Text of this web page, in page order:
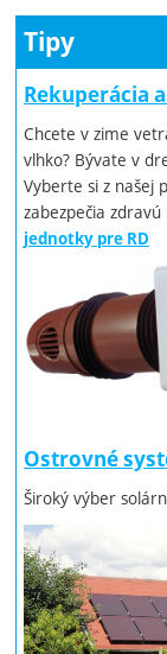
Tipy
Rekuperácia
Chcete v zime
vlhko? Bývate v
Vyberte si z našej
zabezpečia
jednotky pre RD
Ostrovné
Široký výber